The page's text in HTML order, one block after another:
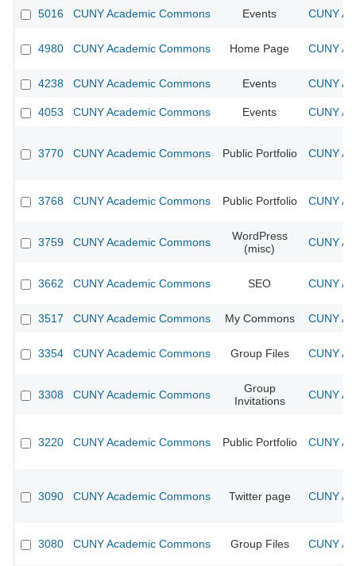
5016 CUNY Academic Commons Events CUNY
4980 CUNY Academic Commons Home Page CUNY
4238 CUNY Academic Commons Events CUNY
4053 CUNY Academic Commons Events CUNY
3770 CUNY Academic Commons Public Portfolio CUNY
3768 CUNY Academic Commons Public Portfolio CUNY
3759 CUNY Academic Commons
WordPress
(misc)
CUNY
3662 CUNY Academic Commons SEO CUNY
3517 CUNY Academic Commons My Commons CUNY
3354 CUNY Academic Commons Group Files CUNY
3308 CUNY Academic Commons
Group
Invitations
CUNY
3220 CUNY Academic Commons Public Portfolio CUNY
3090 CUNY Academic Commons Twitter page CUNY
3080 CUNY Academic Commons Group Files CUNY